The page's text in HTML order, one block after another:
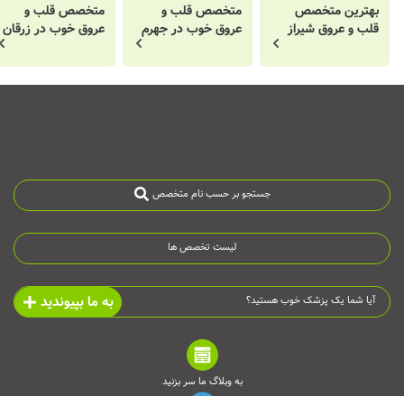
بهترین متخصص
قلب و عروق شیراز
متخصص قلب و
عروق خوب در جهرم
متخصص قلب و
عروق خوب در زرقان
جستجو بر حسب نام متخصص
لیست تخصص ها
آیا شما یک پزشک خوب هستید؟ به ما بپیوندید
به وبلاگ ما سر بزنید